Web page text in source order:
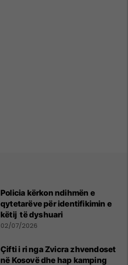
Policia kërkon ndihmën e
qytetarëve për identifikimin e
këtij të dyshuari
02/07/2026
Çifti i ri nga Zvicra zhvendoset
në Kosovë dhe hap kamping